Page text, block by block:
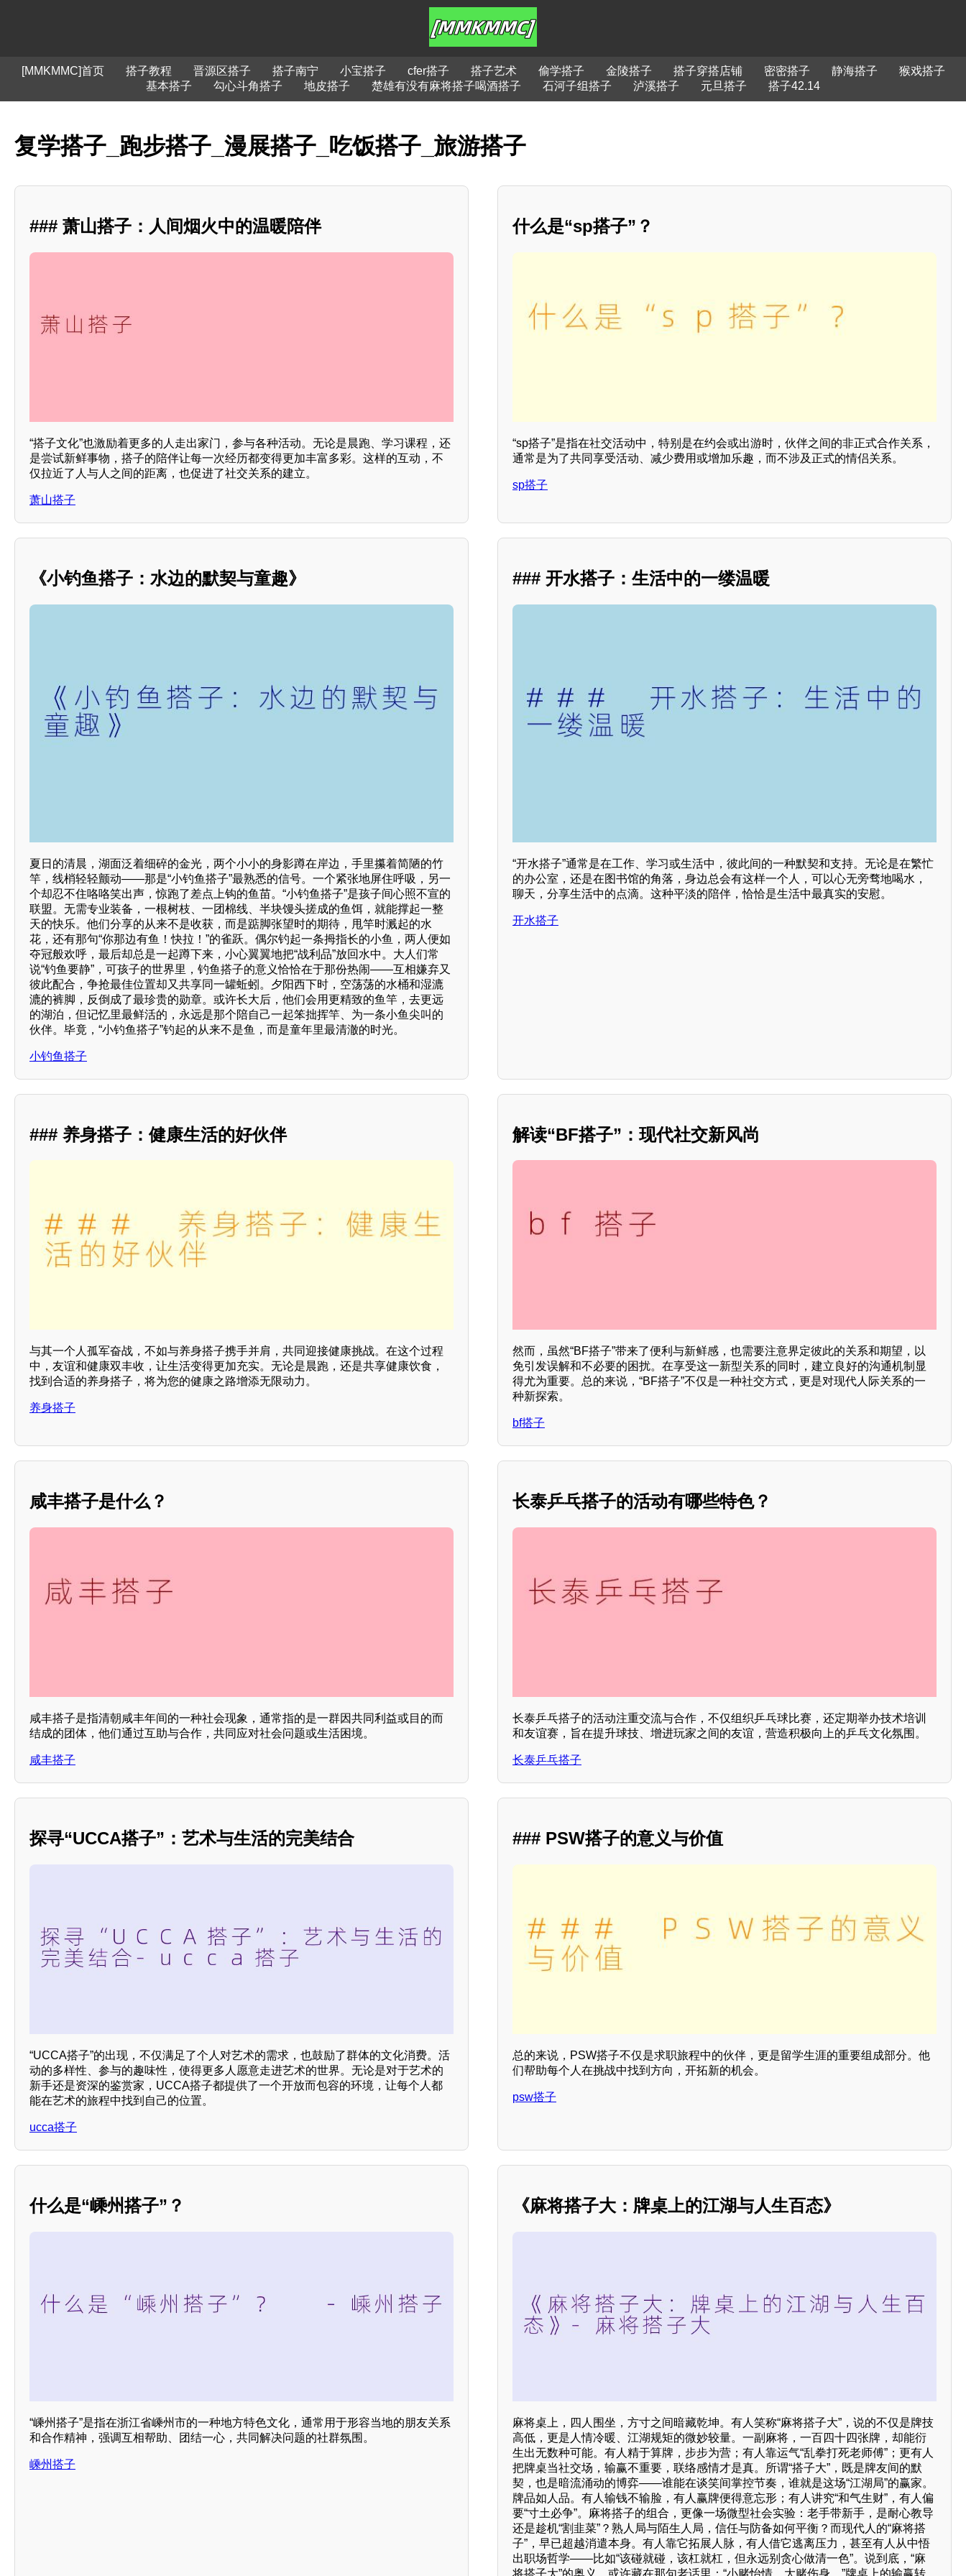
[MMKMMC]首页 搭子教程 晋源区搭子 搭子南宁 小宝搭子 cfer搭子 搭子艺术 偷学搭子 金陵搭子 搭子穿搭店铺 密密搭子 静海搭子
猴戏搭子
基本搭子
勾心斗角搭子 地皮搭子 楚雄有没有麻将搭子喝酒搭子 石河子组搭子 泸溪搭子 元旦搭子 搭子42.14
复学搭子_跑步搭子_漫展搭子_吃饭搭子_旅游搭子
### 萧山搭子：人间烟火中的温暖陪伴
“搭子文化”也激励着更多的人走出家门，参与各种活动。无论是晨跑、学习课程，还
是尝试新鲜事物，搭子的陪伴让每一次经历都变得更加丰富多彩。这样的互动，不
仅拉近了人与人之间的距离，也促进了社交关系的建立。
萧山搭子
什么是“sp搭子”？
“sp搭子”是指在社交活动中，特别是在约会或出游时，伙伴之间的非正式合作关系，
通常是为了共同享受活动、减少费用或增加乐趣，而不涉及正式的情侣关系。
sp搭子
《小钓鱼搭子：水边的默契与童趣》
夏日的清晨，湖面泛着细碎的金光，两个小小的身影蹲在岸边，手里攥着简陋的竹
竿，线梢轻轻颤动——那是“小钓鱼搭子”最熟悉的信号。一个紧张地屏住呼吸，另一
个却忍不住咯咯笑出声，惊跑了差点上钩的鱼苗。“小钓鱼搭子”是孩子间心照不宣的
联盟。无需专业装备，一根树枝、一团棉线、半块馒头搓成的鱼饵，就能撑起一整
天的快乐。他们分享的从来不是收获，而是踮脚张望时的期待，甩竿时溅起的水
花，还有那句“你那边有鱼！快拉！”的雀跃。偶尔钓起一条拇指长的小鱼，两人便如
夺冠般欢呼，最后却总是一起蹲下来，小心翼翼地把“战利品”放回水中。大人们常
说“钓鱼要静”，可孩子的世界里，钓鱼搭子的意义恰恰在于那份热闹——互相嫌弃又
彼此配合，争抢最佳位置却又共享同一罐蚯蚓。夕阳西下时，空荡荡的水桶和湿漉
漉的裤脚，反倒成了最珍贵的勋章。或许长大后，他们会用更精致的鱼竿，去更远
的湖泊，但记忆里最鲜活的，永远是那个陪自己一起笨拙挥竿、为一条小鱼尖叫的
伙伴。毕竟，“小钓鱼搭子”钓起的从来不是鱼，而是童年里最清澈的时光。
小钓鱼搭子
### 开水搭子：生活中的一缕温暖
“开水搭子”通常是在工作、学习或生活中，彼此间的一种默契和支持。无论是在繁忙
的办公室，还是在图书馆的角落，身边总会有这样一个人，可以心无旁骛地喝水，
聊天，分享生活中的点滴。这种平淡的陪伴，恰恰是生活中最真实的安慰。
开水搭子
### 养身搭子：健康生活的好伙伴
与其一个人孤军奋战，不如与养身搭子携手并肩，共同迎接健康挑战。在这个过程
中，友谊和健康双丰收，让生活变得更加充实。无论是晨跑，还是共享健康饮食，
找到合适的养身搭子，将为您的健康之路增添无限动力。
养身搭子
解读“BF搭子”：现代社交新风尚
然而，虽然“BF搭子”带来了便利与新鲜感，也需要注意界定彼此的关系和期望，以
免引发误解和不必要的困扰。在享受这一新型关系的同时，建立良好的沟通机制显
得尤为重要。总的来说，“BF搭子”不仅是一种社交方式，更是对现代人际关系的一
种新探索。
bf搭子
咸丰搭子是什么？
咸丰搭子是指清朝咸丰年间的一种社会现象，通常指的是一群因共同利益或目的而
结成的团体，他们通过互助与合作，共同应对社会问题或生活困境。
咸丰搭子
长泰乒乓搭子的活动有哪些特色？
长泰乒乓搭子的活动注重交流与合作，不仅组织乒乓球比赛，还定期举办技术培训
和友谊赛，旨在提升球技、增进玩家之间的友谊，营造积极向上的乒乓文化氛围。
长泰乒乓搭子
探寻“UCCA搭子”：艺术与生活的完美结合
“UCCA搭子”的出现，不仅满足了个人对艺术的需求，也鼓励了群体的文化消费。活
动的多样性、参与的趣味性，使得更多人愿意走进艺术的世界。无论是对于艺术的
新手还是资深的鉴赏家，UCCA搭子都提供了一个开放而包容的环境，让每个人都
能在艺术的旅程中找到自己的位置。
ucca搭子
### PSW搭子的意义与价值
总的来说，PSW搭子不仅是求职旅程中的伙伴，更是留学生涯的重要组成部分。他
们帮助每个人在挑战中找到方向，开拓新的机会。
psw搭子
什么是“嵊州搭子”？
“嵊州搭子”是指在浙江省嵊州市的一种地方特色文化，通常用于形容当地的朋友关系
和合作精神，强调互相帮助、团结一心，共同解决问题的社群氛围。
嵊州搭子
《麻将搭子大：牌桌上的江湖与人生百态》
麻将桌上，四人围坐，方寸之间暗藏乾坤。有人笑称“麻将搭子大”，说的不仅是牌技
高低，更是人情冷暖、江湖规矩的微妙较量。一副麻将，一百四十四张牌，却能衍
生出无数种可能。有人精于算牌，步步为营；有人靠运气“乱拳打死老师傅”；更有人
把牌桌当社交场，输赢不重要，联络感情才是真。所谓“搭子大”，既是牌友间的默
契，也是暗流涌动的博弈——谁能在谈笑间掌控节奏，谁就是这场“江湖局”的赢家。
牌品如人品。有人输钱不输脸，有人赢牌便得意忘形；有人讲究“和气生财”，有人偏
要“寸土必争”。麻将搭子的组合，更像一场微型社会实验：老手带新手，是耐心教导
还是趁机“割韭菜”？熟人局与陌生人局，信任与防备如何平衡？而现代人的“麻将搭
子”，早已超越消遣本身。有人靠它拓展人脉，有人借它逃离压力，甚至有人从中悟
出职场哲学——比如“该碰就碰，该杠就杠，但永远别贪心做清一色”。说到底，“麻
将搭子大”的奥义，或许藏在那句老话里：“小赌怡情，大赌伤身。”牌桌上的输赢转